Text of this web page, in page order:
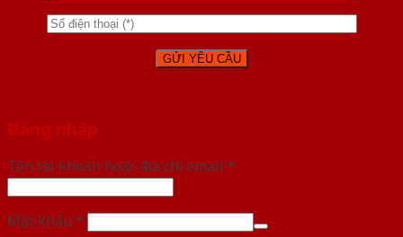
Đăng nhập
Tên tài khoản hoặc địa chỉ email *
Mật khẩu *